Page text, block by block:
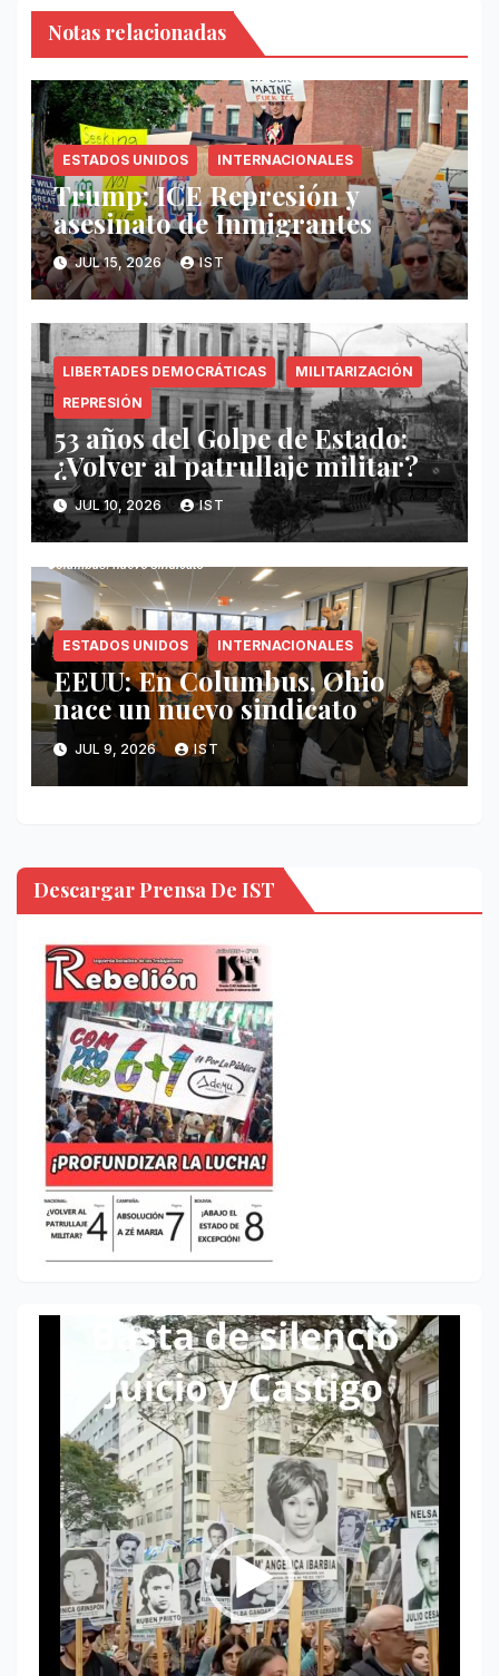
Notas relacionadas
ESTADOS UNIDOS INTERNACIONALES
Trump: ICE Represión y
asesinato de Inmigrantes
JUL 15, 2026 IST
LIBERTADES DEMOCRÁTICAS
MILITARIZACIÓN
REPRESIÓN
53 años del Golpe de Estado:
¿Volver al patrullaje militar?
JUL 10, 2026 IST
ESTADOS UNIDOS INTERNACIONALES
EEUU: En Columbus, Ohio
nace un nuevo sindicato
JUL 9, 2026 IST
Descargar Prensa De IST
Reproductor